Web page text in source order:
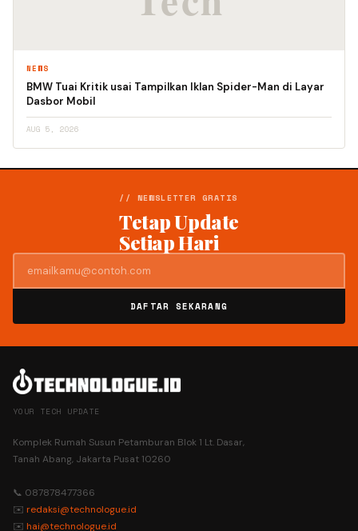
NEWS
BMW Tuai Kritik usai Tampilkan Iklan Spider-Man di Layar
Dasbor Mobil
AUG 5, 2026
// NEWSLETTER GRATIS
Tetap Update
Setiap Hari
DAFTAR SEKARANG
YOUR TECH UPDATE
Komplek Rumah Susun Petamburan Blok 1 Lt. Dasar,
Tanah Abang, Jakarta Pusat 10260
📞 087878477366
✉️ redaksi@technologue.id
✉️ hai@technologue.id